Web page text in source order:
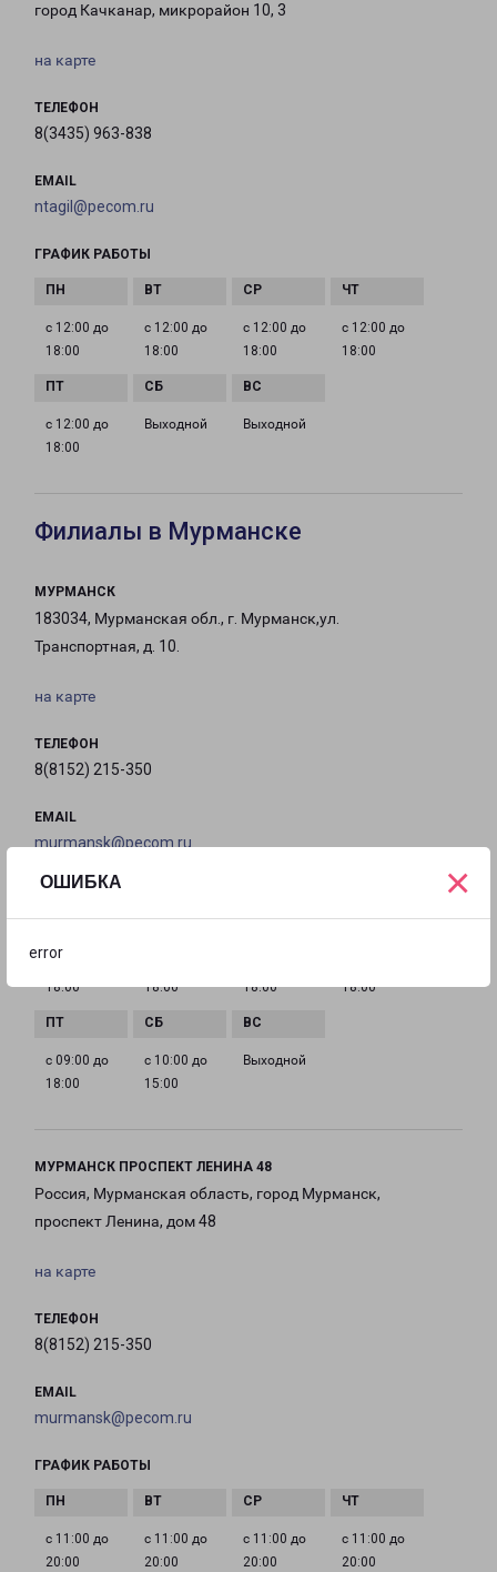
ОШИБКА
error
×
город Качканар, микрорайон 10, 3
на карте
ТЕЛЕФОН
8(3435) 963-838
EMAIL
ntagil@pecom.ru
ГРАФИК РАБОТЫ
с 12:00 до
18:00
с 12:00 до
18:00
с 12:00 до
18:00
с 12:00 до
18:00
с 12:00 до
18:00
Выходной Выходной
Филиалы в Мурманске
МУРМАНСК
183034, Мурманская обл., г. Мурманск,ул.
Транспортная, д. 10.
на карте
ТЕЛЕФОН
8(8152) 215-350
EMAIL
murmansk@pecom.ru
ГРАФИК РАБОТЫ
18:00
18:00
18:00
18:00
с 09:00 до
18:00
с 10:00 до
15:00
Выходной
МУРМАНСК ПРОСПЕКТ ЛЕНИНА 48
Россия, Мурманская область, город Мурманск,
проспект Ленина, дом 48
на карте
ТЕЛЕФОН
8(8152) 215-350
EMAIL
murmansk@pecom.ru
ГРАФИК РАБОТЫ
с 11:00 до
20:00
с 11:00 до
20:00
с 11:00 до
20:00
с 11:00 до
20:00